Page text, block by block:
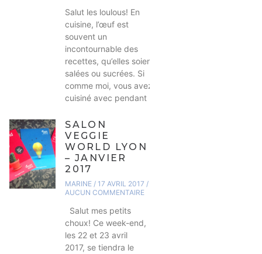
Salut les loulous! En
cuisine, l’œuf est
souvent un
incontournable des
recettes, qu’elles soient
salées ou sucrées. Si
comme moi, vous avez
cuisiné avec pendant
SALON
VEGGIE
WORLD LYON
– JANVIER
2017
MARINE 17 AVRIL 2017
AUCUN COMMENTAIRE
Salut mes petits
choux! Ce week-end,
les 22 et 23 avril
2017, se tiendra le